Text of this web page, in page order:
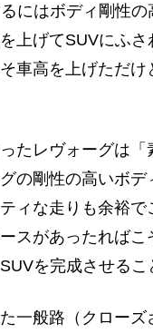
にはボディ剛性の
上げてSUVにふさ
車高を上げただ
たレヴォーグは「
の剛性の高いボデ
ィな走りも余裕
スがあったれば
を完成させるこ
一般路（クローズ